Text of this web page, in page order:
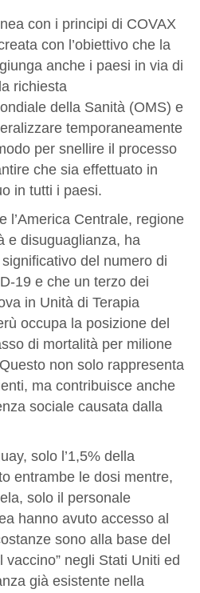
con i principi di COVAX
con l’obiettivo che la
anche i paesi in via di
richiesta
della Sanità (OMS) e
temporaneamente
per snellire il processo
che sia effettuato in
in tutti i paesi.
l’America Centrale, regione
e disuguaglianza, ha
del numero di
19 e che un terzo dei
in Unità di Terapia
occupa la posizione del
di mortalità per milione
non solo rappresenta
ma contribuisce anche
sociale causata dalla
solo l’1,5% della
entrambe le dosi mentre,
solo il personale
hanno avuto accesso al
sono alla base del
vaccino” negli Stati Uniti ed
già esistente nella